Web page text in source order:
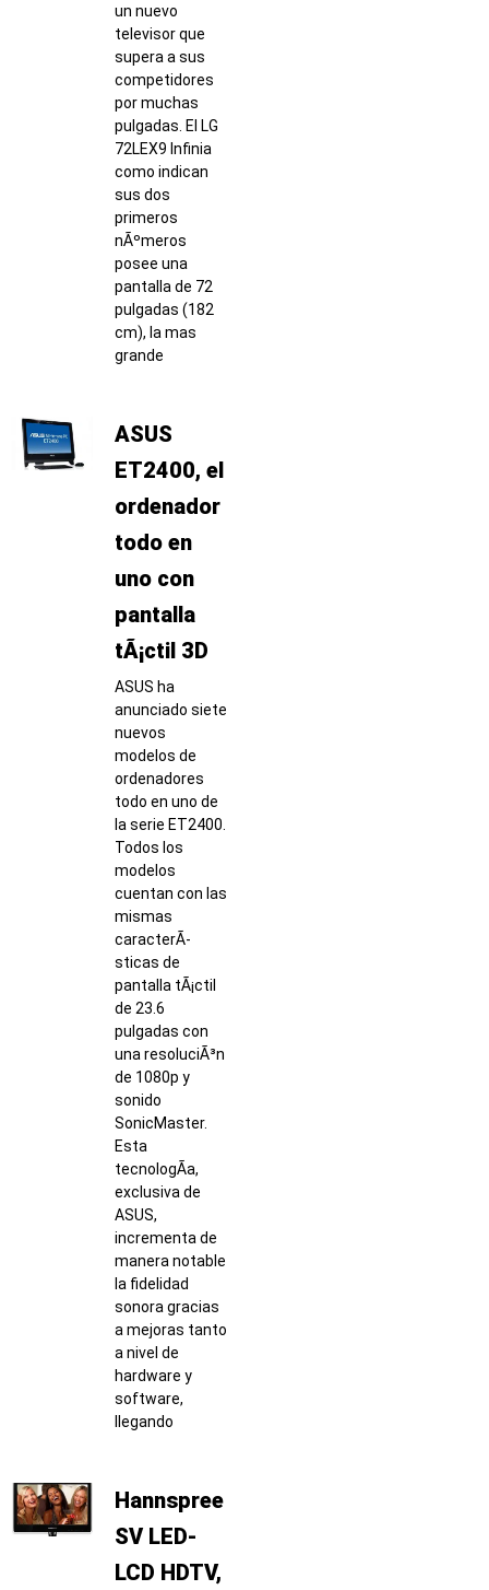
un nuevo
televisor que
supera a sus
competidores
por muchas
pulgadas. El LG
72LEX9 Infinia
como indican
sus dos
primeros
nÃºmeros
posee una
pantalla de 72
pulgadas (182
cm), la mas
grande
ASUS
ET2400, el
ordenador
todo en
uno con
pantalla
tÃ¡ctil 3D
ASUS ha
anunciado siete
nuevos
modelos de
ordenadores
todo en uno de
la serie ET2400.
Todos los
modelos
cuentan con las
mismas
caracterÃ­
sticas de
pantalla tÃ¡ctil
de 23.6
pulgadas con
una resoluciÃ³n
de 1080p y
sonido
SonicMaster.
Esta
tecnologÃ­a,
exclusiva de
ASUS,
incrementa de
manera notable
la fidelidad
sonora gracias
a mejoras tanto
a nivel de
hardware y
software,
llegando
Hannspree
SV LED-
LCD HDTV,